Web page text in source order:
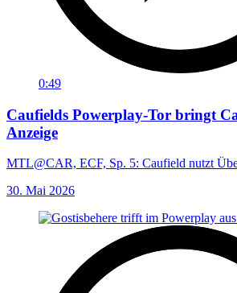
0:49
Caufields Powerplay-Tor bringt
Anzeige
MTL@CAR, ECF, Sp. 5: Caufield nutzt
30. Mai 2026